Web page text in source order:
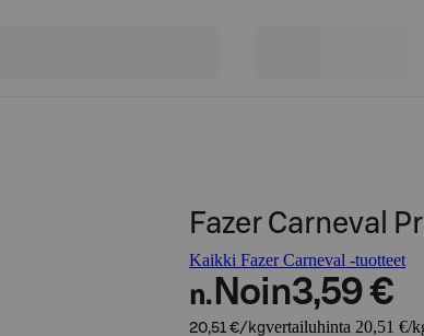
Fazer Carneval
Kaikki Fazer Carneval -tuotteet
n. Noin3,59 €
20,51 €/kgvertailuhinta 20,51 €/